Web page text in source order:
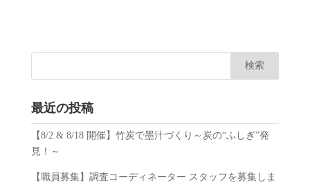
最近の投稿
【8/2 & 8/18 開催】竹炭で墨汁づくり～炭の“ふしぎ”発
見！～
【職員募集】調査コーディネーター スタッフを募集しま